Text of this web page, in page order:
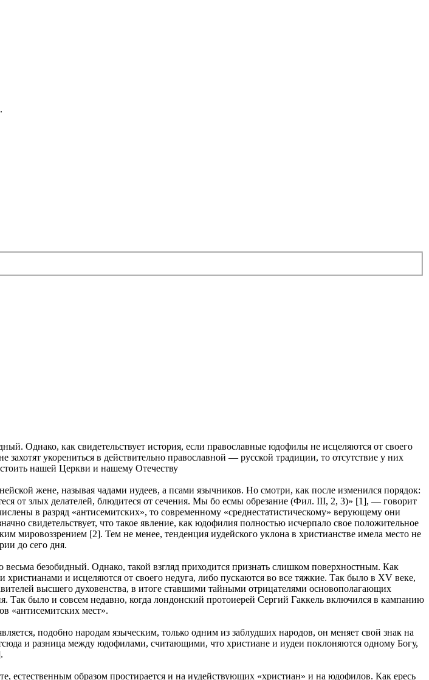
Однако, как свидетельствует история, если православные юдофилы не исцеляются от своего
укорениться в действительно православной — русской традиции, то отсутствие у них
нашей Церкви и нашему Отечеству
жене, называя чадами иудеев, а псами язычников. Но смотри, как после изменился порядок:
от злых делателей, блюдитеся от сечения. Мы бо есмы обрезание (Фил. III, 2, 3)» [1], — говорит
в разряд «антисемитских», то современному «среднестатистическому» верующему они
свидетельствует, что такое явление, как юдофилия полностью исчерпало свое положительное
мировоззрением [2]. Тем не менее, тенденция иудейского уклона в христианстве имела место не
до сего дня.
безобидный. Однако, такой взгляд приходится признать слишком поверхностным. Как
и исцеляются от своего недуга, либо пускаются во все тяжкие. Так было в XV веке,
высшего духовенства, в итоге ставшими тайными отрицателями основополагающих
Так было и совсем недавно, когда лондонский протоиерей Сергий Гаккель включился в кампанию
«антисемитских мест».
подобно народам языческим, только одним из заблудших народов, он меняет свой знак на
и разница между юдофилами, считающими, что христиане и иудеи поклоняются одному Богу,
естественным образом простирается и на иудействующих «христиан» и на юдофилов. Как ересь